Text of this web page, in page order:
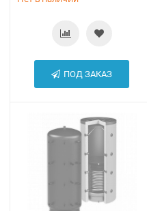
ПОД ЗАКАЗ